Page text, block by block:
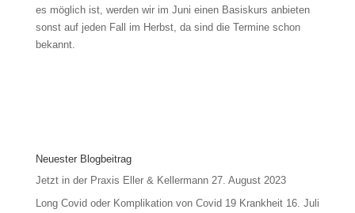
es möglich ist, werden wir im Juni einen Basiskurs anbieten
sonst auf jeden Fall im Herbst, da sind die Termine schon
bekannt.
Neuester Blogbeitrag
Jetzt in der Praxis Eller & Kellermann 27. August 2023
Long Covid oder Komplikation von Covid 19 Krankheit 16. Juli